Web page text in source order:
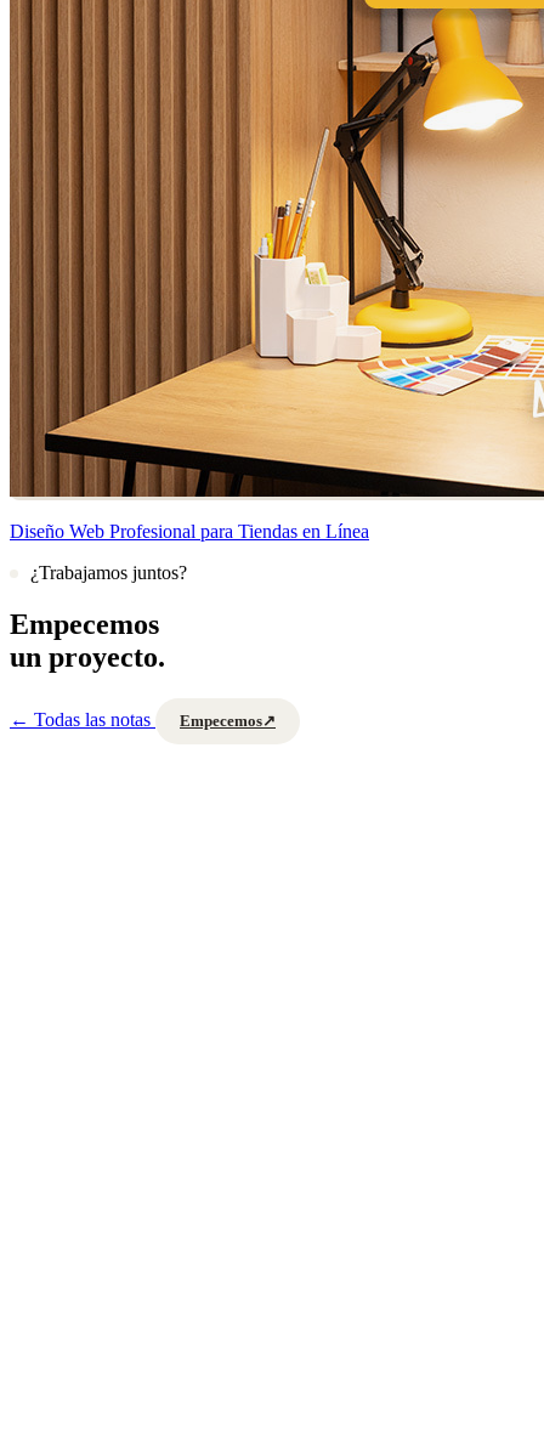
Diseño Web Profesional para Tiendas en Línea
¿Trabajamos juntos?
Empecemos
un proyecto.
← Todas las notas Empecemos↗